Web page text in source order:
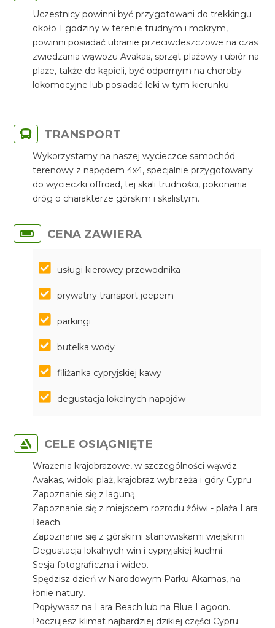
Uczestnicy powinni być przygotowani do trekkingu
około 1 godziny w terenie trudnym i mokrym,
powinni posiadać ubranie przeciwdeszczowe na czas
zwiedzania wąwozu Avakas, sprzęt plażowy i ubiór na
plaże, także do kąpieli, być odpornym na choroby
lokomocyjne lub posiadać leki w tym kierunku
TRANSPORT
Wykorzystamy na naszej wycieczce samochód
terenowy z napędem 4x4, specjalnie przygotowany
do wycieczki offroad, tej skali trudności, pokonania
dróg o charakterze górskim i skalistym.
CENA ZAWIERA
usługi kierowcy przewodnika
prywatny transport jeepem
parkingi
butelka wody
filiżanka cypryjskiej kawy
degustacja lokalnych napojów
CELE OSIĄGNIĘTE
Wrażenia krajobrazowe, w szczególności wąwóz
Avakas, widoki plaż, krajobraz wybrzeża i góry Cypru
Zapoznanie się z laguną.
Zapoznanie się z miejscem rozrodu żółwi - plaża Lara
Beach.
Zapoznanie się z górskimi stanowiskami wiejskimi
Degustacja lokalnych win i cypryjskiej kuchni.
Sesja fotograficzna i wideo.
Spędzisz dzień w Narodowym Parku Akamas, na
łonie natury.
Popływasz na Lara Beach lub na Blue Lagoon.
Poczujesz klimat najbardziej dzikiej części Cypru.